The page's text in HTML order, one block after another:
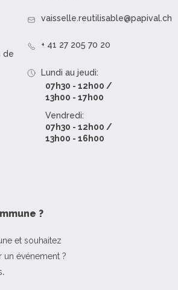
de
vaisselle.reutilisable@papival.ch
+ 41 27 205 70 20
Lundi au jeudi:
07h30 - 12h00 /
13h00 - 17h00
Vendredi:
07h30 - 12h00 /
13h00 - 16h00
?
et souhaitez
un événement ?
.